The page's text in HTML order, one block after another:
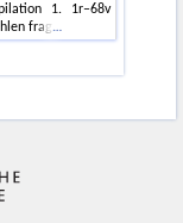
1. 1r–68v
frag